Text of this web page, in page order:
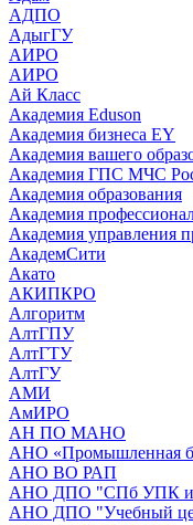
АДПО
АдыгГУ
АИРО
АИРО
Ай Класс
Академия Eduson
Академия бизнеса EY
Академия вашего
Академия ГПС МЧС
Академия образования
Академия
Академия управления
АкадемСити
Акато
АКИПКРО
Алгоритм
АлтГПУ
АлтГТУ
АлтГУ
АМИ
АмИРО
АН ПО МАНО
АНО «Промышленная
АНО ВО РАП
АНО ДПО "СПб УПК
АНО ДПО "Учебный